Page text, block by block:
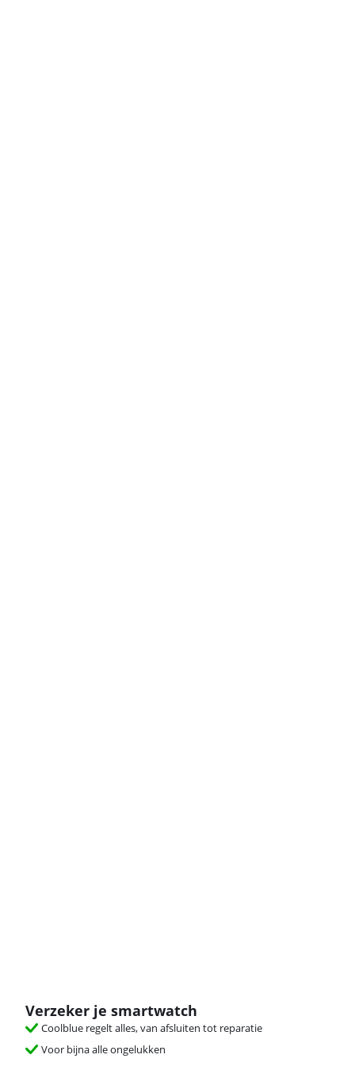
Verzeker je smartwatch
Coolblue regelt alles, van afsluiten tot reparatie
Voor bijna alle ongelukken